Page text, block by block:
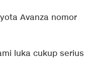
Avanza nomor
luka cukup serius